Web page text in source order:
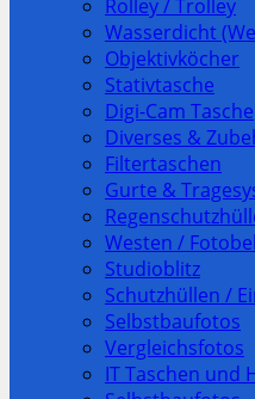
Rolley / Trolley
Wasserdicht
Objektivköcher
Stativtasche
Digi-Cam Tasche
Diverses &
Filtertaschen
Gurte &
Westen /
Studioblitz
Schutzhüllen /
Selbstbaufotos
Vergleichsfotos
IT Taschen und